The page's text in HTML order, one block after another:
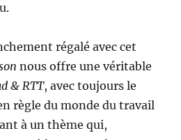
régalé avec cet
nous offre une véritable
& RTT, avec toujours le
règle du monde du travail
à un thème qui,